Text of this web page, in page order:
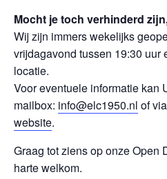
Mocht je toch verhinderd
Wij zijn immers wekelijks
vrijdagavond tussen 19:30 uur
locatie.
Voor eventuele informatie kan
mailbox: info@elc1950.nl of
website.
Graag tot ziens op onze Open
harte welkom.